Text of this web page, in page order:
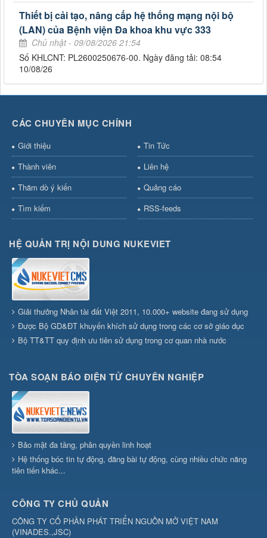
Thiết bị cải tạo, nâng cấp hệ thống mạng nội bộ
(LAN) của Bệnh viện Đa khoa khu vực 333
Chủ nhật - 09/08/2026 21:54
Số KHLCNT: PL2600250676-00. Ngày đăng tải: 08:54
10/08/26
CÁC CHUYÊN MỤC CHÍNH
Giới thiệu
Tin Tức
Thành viên
Liên hệ
Thăm dò ý kiến
Quảng cáo
Tìm kiếm
RSS-feeds
HỆ QUẢN TRỊ NỘI DUNG NUKEVIET
Giải thưởng Nhân tài đất Việt 2011, 10.000+ website đang sử dụng
Được Bộ GD&ĐT khuyến khích sử dụng trong các cơ sở giáo dục
Bộ TT&TT quy định ưu tiên sử dụng trong cơ quan nhà nước
TÒA SOẠN BÁO ĐIỆN TỬ CHUYÊN NGHIỆP
Bảo mật đa tầng, phân quyền linh hoạt
Hệ thống bóc tin tự động, đăng bài tự động, cùng nhiều chức năng
tiên tiến khác...
CÔNG TY CHỦ QUẢN
CÔNG TY CỔ PHẦN PHÁT TRIỂN NGUỒN MỞ VIỆT NAM
(VINADES.,JSC)